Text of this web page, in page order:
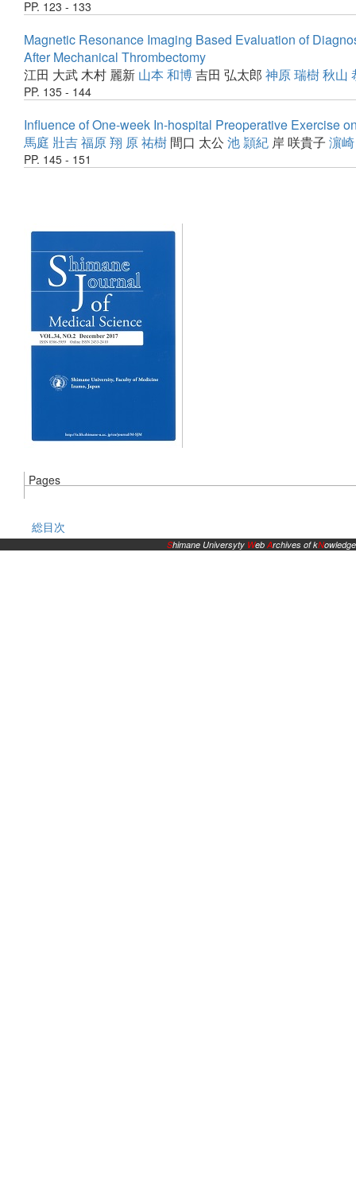
PP. 123 - 133
Magnetic Resonance Imaging Based Evaluation of
After Mechanical Thrombectomy
江田 大武木村 麗新 山本 和博吉田 弘太郎 神原 瑞樹秋山
PP. 135 - 144
Influence of One-week In-hospital Preoperative Exercise
馬庭 壯吉福原 翔 原 祐樹 間口 太公 池 頴紀 岸 咲貴子 濵
PP. 145 - 151
Pages
総目次
Shimane Universyty WebArchives of kNowledge